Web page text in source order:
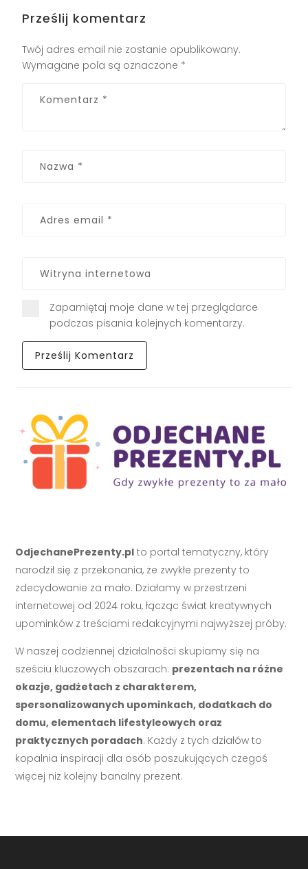
Prześlij komentarz
Twój adres email nie zostanie opublikowany.
Wymagane pola są oznaczone *
Zapamiętaj moje dane w tej przeglądarce
podczas pisania kolejnych komentarzy.
OdjechanePrezenty.pl to portal tematyczny, który
narodził się z przekonania, że zwykłe prezenty to
zdecydowanie za mało. Działamy w przestrzeni
internetowej od 2024 roku, łącząc świat kreatywnych
upominków z treściami redakcyjnymi najwyższej próby.
W naszej codziennej działalności skupiamy się na
sześciu kluczowych obszarach: prezentach na różne
okazje, gadżetach z charakterem,
spersonalizowanych upominkach, dodatkach do
domu, elementach lifestyleowych oraz
praktycznych poradach. Każdy z tych działów to
kopalnia inspiracji dla osób poszukujących czegoś
więcej niż kolejny banalny prezent.